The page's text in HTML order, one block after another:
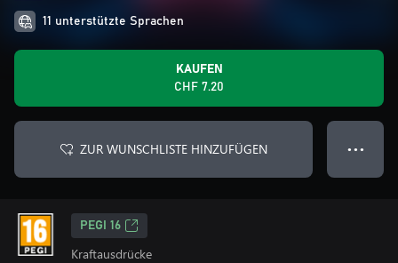
11 unterstützte Sprachen
KAUFEN
CHF 7.20
ZUR WUNSCHLISTE HINZUFÜGEN ● ● ●
PEGI 16
Kraftausdrücke